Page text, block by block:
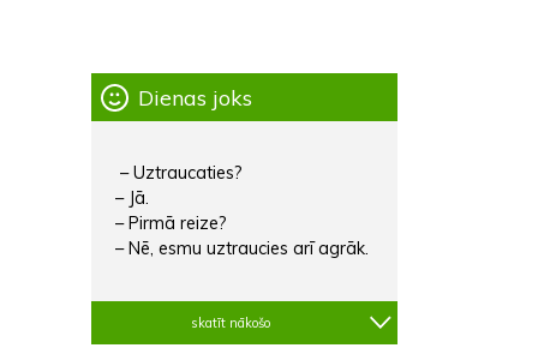
Dienas joks
– Uztraucaties?
– Jā.
– Pirmā reize?
– Nē, esmu uztraucies arī agrāk.
skatīt nākošo